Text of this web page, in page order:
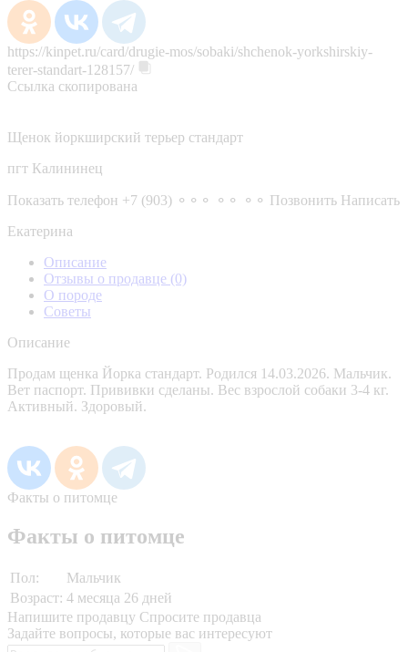
https://kinpet.ru/card/drugie-mos/sobaki/shchenok-yorkshirskiy-
terer-standart-128157/
Ссылка скопирована
Щенок йоркширский терьер стандарт
пгт Калининец
Показать телефон +7 (903) ⚬⚬⚬ ⚬⚬ ⚬⚬ Позвонить Написать
Екатерина
Описание
Отзывы о продавце (0)
О породе
Советы
Описание
Продам щенка Йорка стандарт. Родился 14.03.2026. Мальчик.
Вет паспорт. Прививки сделаны. Вес взрослой собаки 3-4 кг.
Активный. Здоровый.
Факты о питомце
Факты о питомце
Пол:
Мальчик
Возраст: 4 месяца 26 дней
Напишите продавцу Спросите продавца
Задайте вопросы, которые вас интересуют